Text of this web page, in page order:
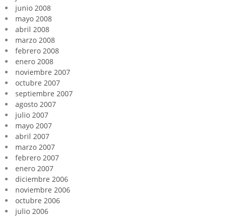
junio 2008
mayo 2008
abril 2008
marzo 2008
febrero 2008
enero 2008
noviembre 2007
octubre 2007
septiembre 2007
agosto 2007
julio 2007
mayo 2007
abril 2007
marzo 2007
febrero 2007
enero 2007
diciembre 2006
noviembre 2006
octubre 2006
julio 2006